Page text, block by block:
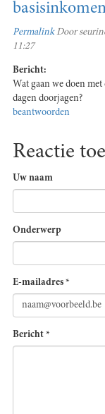
PermalinkDoor
11:27
Bericht:
Wat gaan we doen
dagen doorjagen?
beantwoorden
Reactie
Uw naam
Onderwerp
E-mailadres *
Bericht *